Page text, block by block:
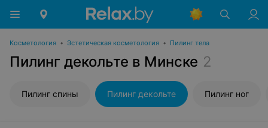
Косметология • Эстетическая косметология • Пилинг тела
Пилинг декольте в Минске 2
Пилинг спины Пилинг декольте Пилинг ног